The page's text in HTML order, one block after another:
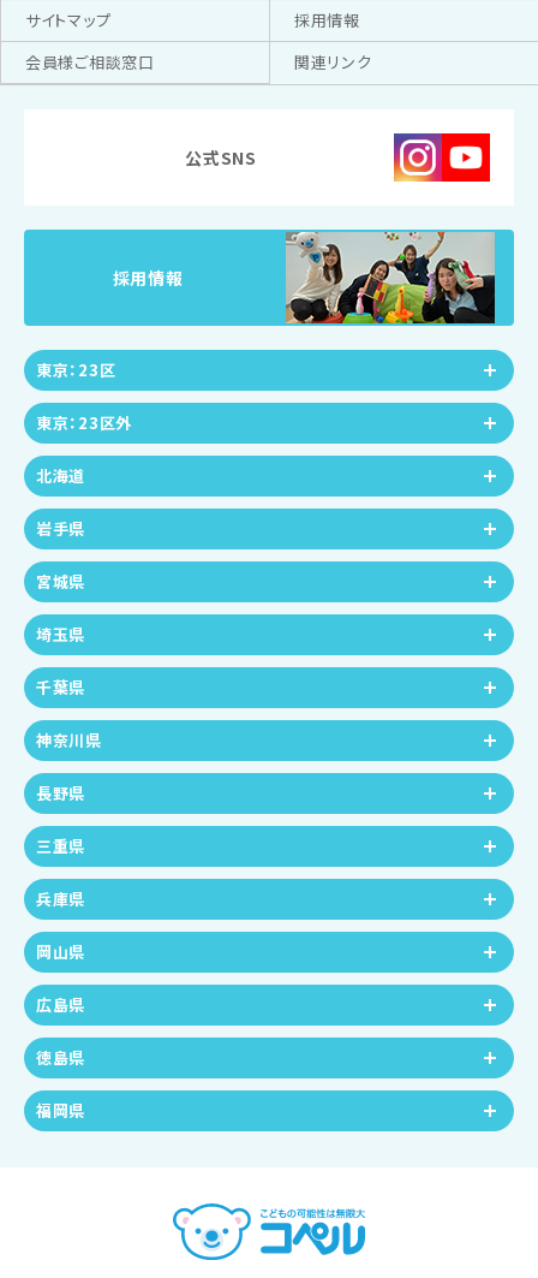
サイトマップ
採用情報
会員様ご相談窓口
関連リンク
公式SNS
採用情報
東京：23区
東京：23区外
北海道
岩手県
宮城県
埼玉県
千葉県
神奈川県
長野県
三重県
兵庫県
岡山県
広島県
徳島県
福岡県